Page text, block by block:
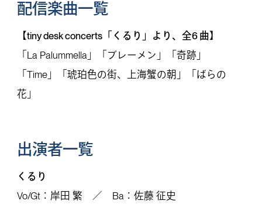
配信楽曲一覧
【tiny desk concerts「くるり」より、全6 曲】
「La Palummella」「ブレーメン」「奇跡」
「Time」「琥珀色の街、上海蟹の朝」「ばらの
花」
出演者一覧
くるり
Vo/Gt：岸田 繁 ／ Ba：佐藤 征史